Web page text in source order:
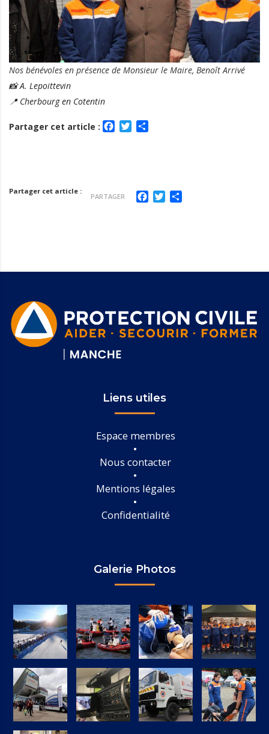
Nos bénévoles en présence de Monsieur le Maire, Benoît Arrivé
📸 A. Lepoittevin
📍 Cherbourg en Cotentin
Partager cet article : Facebook
Twitter
PARTAGER
Partager cet article : Facebook
Twitter
Liens utiles
Espace membres
Nous contacter
Mentions légales
Confidentialité
Galerie Photos